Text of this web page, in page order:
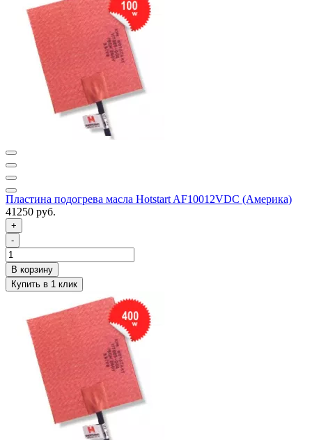
Пластина подогрева масла Hotstart AF10012VDC (Америка)
41250 руб.
+
-